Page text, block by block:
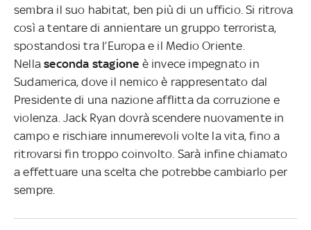
sembra il suo habitat, ben più di un ufficio. Si ritrova
così a tentare di annientare un gruppo terrorista,
spostandosi tra l’Europa e il Medio Oriente.
Nellaseconda stagione è invece impegnato in
Sudamerica, dove il nemico è rappresentato dal
Presidente di una nazione afflitta da corruzione e
violenza. Jack Ryan dovrà scendere nuovamente in
campo e rischiare innumerevoli volte la vita, fino a
ritrovarsi fin troppo coinvolto. Sarà infine chiamato
a effettuare una scelta che potrebbe cambiarlo per
sempre.